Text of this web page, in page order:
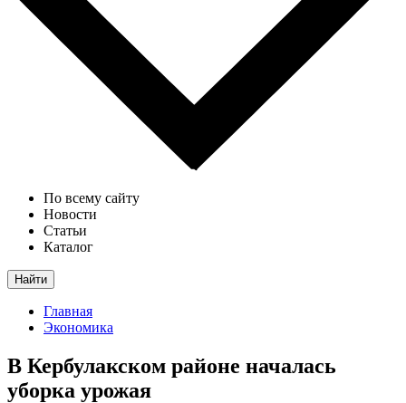
По всему сайту
Новости
Статьи
Каталог
Найти
Главная
Экономика
В Кербулакском районе началась
уборка урожая